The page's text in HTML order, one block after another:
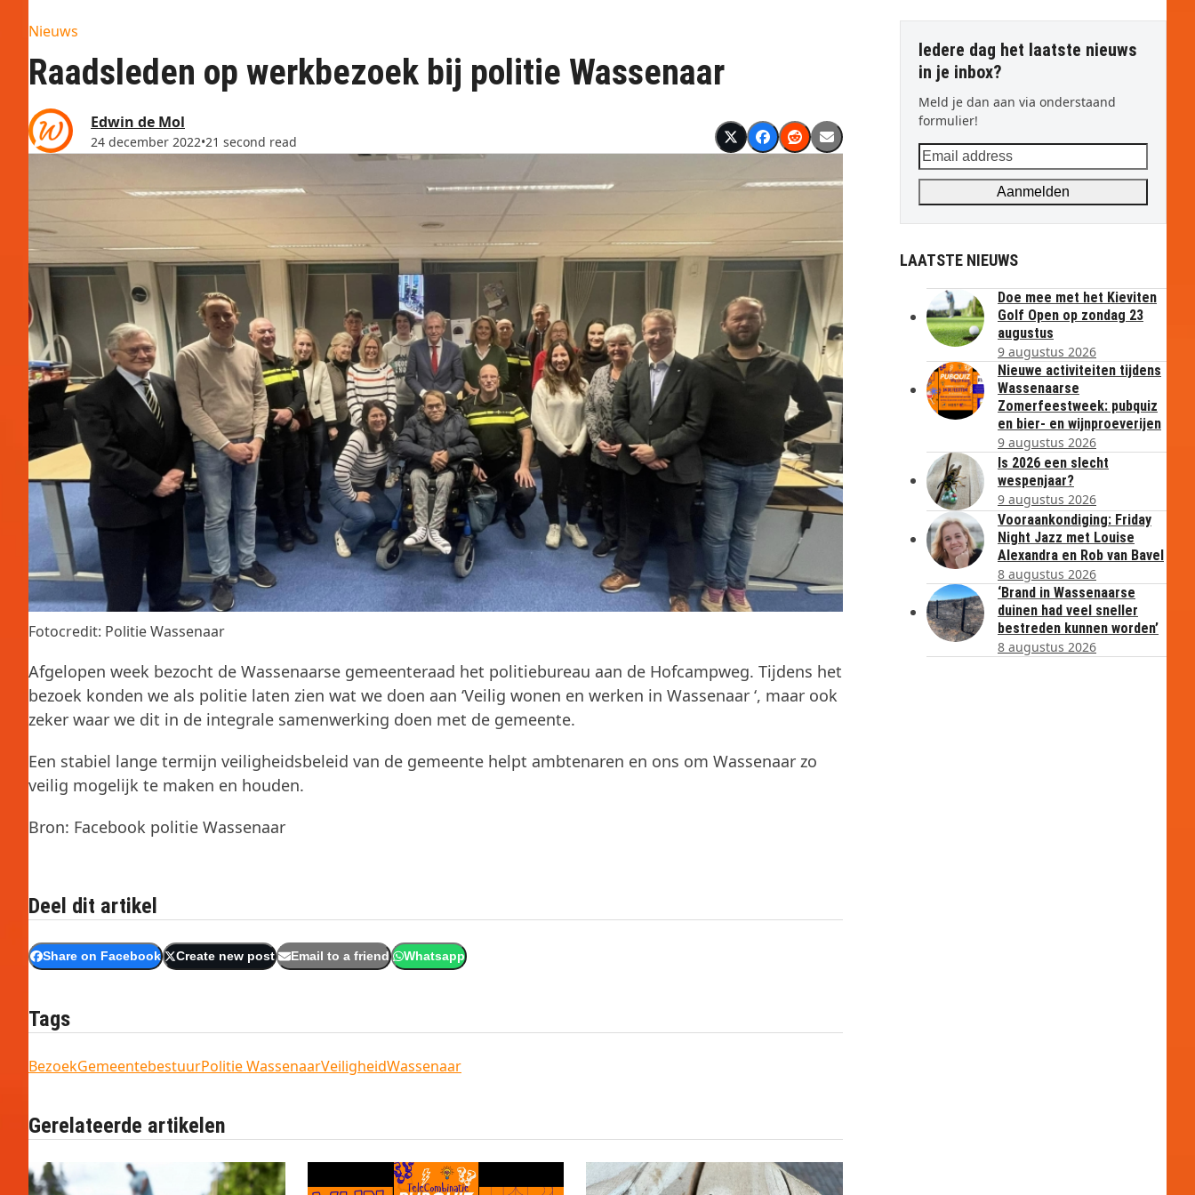
Nieuws
Raadsleden op werkbezoek bij politie Wassenaar
Edwin de Mol
24 december 2022•21 second read
Fotocredit: Politie Wassenaar
Afgelopen week bezocht de Wassenaarse gemeenteraad het politiebureau aan de Hofcampweg. Tijdens het
bezoek konden we als politie laten zien wat we doen aan ‘Veilig wonen en werken in Wassenaar ‘, maar ook
zeker waar we dit in de integrale samenwerking doen met de gemeente.
Een stabiel lange termijn veiligheidsbeleid van de gemeente helpt ambtenaren en ons om Wassenaar zo
veilig mogelijk te maken en houden.
Bron: Facebook politie Wassenaar
Deel dit artikel
Share on Facebook Create new post Email to a friend Whatsapp
Tags
BezoekGemeentebestuurPolitie WassenaarVeiligheidWassenaar
Gerelateerde artikelen
Iedere dag het laatste nieuws
in je inbox?
Meld je dan aan via onderstaand
formulier!
Email
address
Aanmelden
LAATSTE NIEUWS
Doe mee met het Kieviten
Golf Open op zondag 23
augustus
9 augustus 2026
Nieuwe activiteiten tijdens
Wassenaarse
Zomerfeestweek: pubquiz
en bier- en wijnproeverijen
9 augustus 2026
Is 2026 een slecht
wespenjaar?
9 augustus 2026
Vooraankondiging: Friday
Night Jazz met Louise
Alexandra en Rob van Bavel
8 augustus 2026
‘Brand in Wassenaarse
duinen had veel sneller
bestreden kunnen worden’
8 augustus 2026